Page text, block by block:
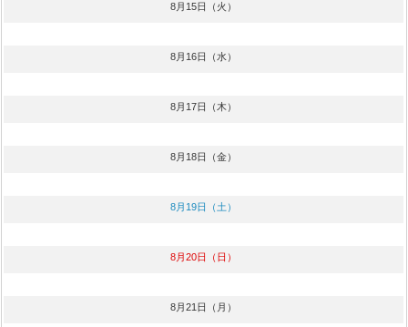
8月15日（火）
8月16日（水）
8月17日（木）
8月18日（金）
8月19日（土）
8月20日（日）
8月21日（月）